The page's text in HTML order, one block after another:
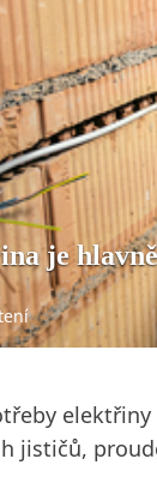
je
jističů,